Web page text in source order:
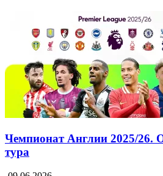
Чемпионат Англии 2025/26.
тура